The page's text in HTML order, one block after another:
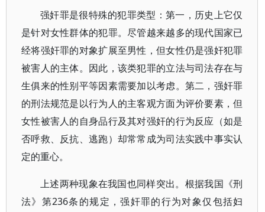
强奸罪是很特殊的犯罪类型：第一，历史上它仅
是针对女性群体的犯罪。尽管越来越多的现代国家已
经将强奸罪的对象扩展至男性，但女性仍是强奸犯罪
被害人的主体。因此，该类犯罪的立法与司法存在与
生俱来的性别平等因素需要加以考虑。第二，强奸罪
的刑法规范是以行为人的主客观方面为评价要素，但
女性被害人的自身品行及其对强奸的行为反应（如是
否呼救、反抗、逃跑）却常常成为司法实践中事实认
定的重心。
上述两种现象在我国也同样突出。根据我国《刑
法》第236条的规定，强奸罪的行为对象仅包括妇